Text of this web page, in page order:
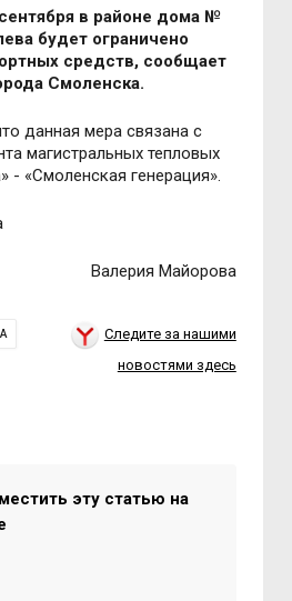
в районе дома №
будет ограничено
средств, сообщает
Смоленска.
данная мера связана с
магистральных тепловых
- «Смоленская генерация».
Валерия Майорова
Следите за нашими
новостями здесь
эту статью на